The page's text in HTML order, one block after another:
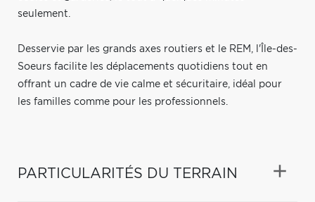
seulement.
Desservie par les grands axes routiers et le REM, l'Île-des-
Soeurs facilite les déplacements quotidiens tout en
offrant un cadre de vie calme et sécuritaire, idéal pour
les familles comme pour les professionnels.
PARTICULARITÉS DU TERRAIN